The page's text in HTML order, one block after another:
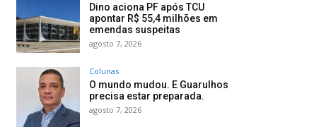
Dino aciona PF após TCU
apontar R$ 55,4 milhões em
emendas suspeitas
agosto 7, 2026
Colunas
O mundo mudou. E Guarulhos
precisa estar preparada.
agosto 7, 2026